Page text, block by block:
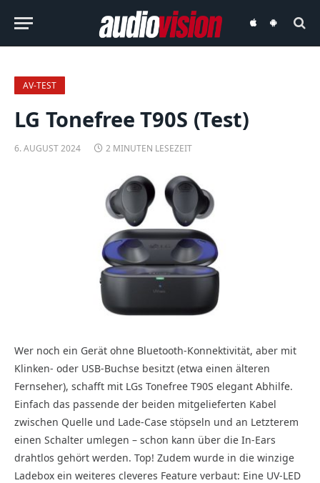
audiovisionaudiovision
AV-TEST
LG Tonefree T90S (Test)
6. AUGUST 2024 2 MINUTEN LESEZEIT
Wer noch ein Gerät ohne Bluetooth-Konnektivität, aber mit
Klinken- oder USB-Buchse besitzt (etwa einen älteren
Fernseher), schafft mit LGs Tonefree T90S elegant Abhilfe.
Einfach das passende der beiden mitgelieferten Kabel
zwischen Quelle und Lade-Case stöpseln und an Letzterem
einen Schalter umlegen – schon kann über die In-Ears
drahtlos gehört werden. Top! Zudem wurde in die winzige
Ladebox ein weiteres cleveres Feature verbaut: Eine UV-LED